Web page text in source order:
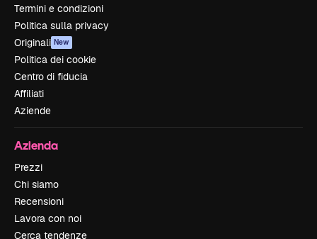
Termini e condizioni
Politica sulla privacy
Originali New
Politica dei cookie
Centro di fiducia
Affiliati
Aziende
Azienda
Prezzi
Chi siamo
Recensioni
Lavora con noi
Cerca tendenze